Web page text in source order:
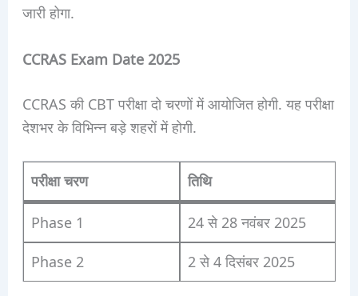
जारी होगा.
CCRAS Exam Date 2025
CCRAS की CBT परीक्षा दो चरणों में आयोजित होगी. यह परीक्षा
देशभर के विभिन्न बड़े शहरों में होगी.
परीक्षा चरण तिथि
Phase 1 24 से 28 नवंबर 2025
Phase 2 2 से 4 दिसंबर 2025